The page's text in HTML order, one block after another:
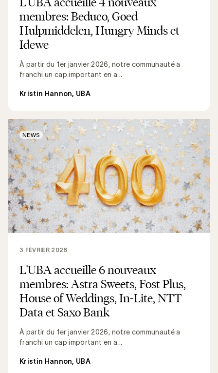
membres: Beduco, Goed
Hulpmiddelen, Hungry Minds et
Idewe
À partir du 1er janvier 2026, notre communauté a
franchi un cap important en a...
Kristin Hannon, UBA
L'UBA accueille 6 nouveaux
membres: Astra Sweets, Fost Plus,
House of Weddings, In-Lite, NTT
Data et Saxo Bank
À partir du 1er janvier 2026, notre communauté a
franchi un cap important en a...
3 FÉVRIER 2026
Kristin Hannon, UBA
NEWS